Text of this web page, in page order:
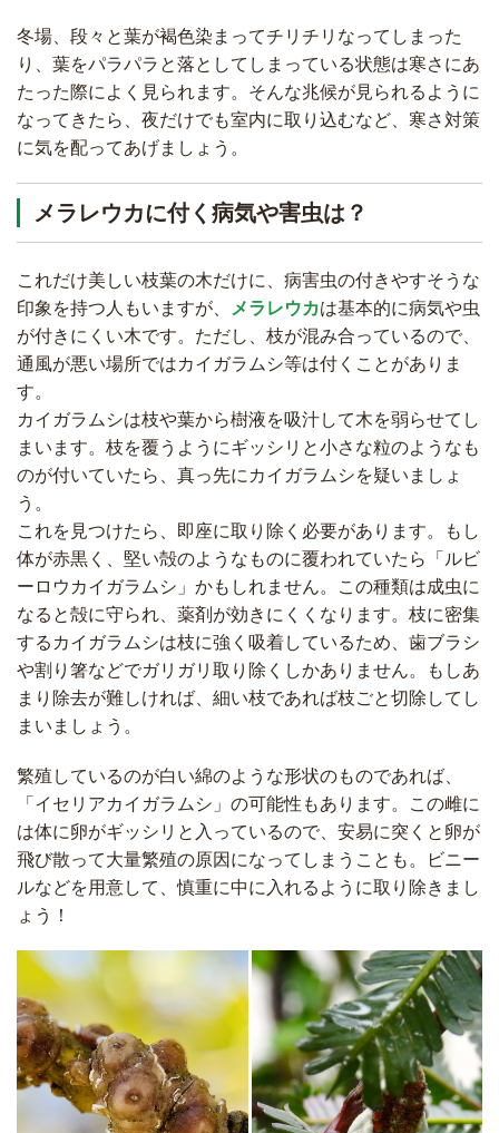
冬場、段々と葉が褐色染まってチリチリなってしまった
り、葉をパラパラと落としてしまっている状態は寒さにあ
たった際によく見られます。そんな兆候が見られるように
なってきたら、夜だけでも室内に取り込むなど、寒さ対策
に気を配ってあげましょう。
メラレウカに付く病気や害虫は？
これだけ美しい枝葉の木だけに、病害虫の付きやすそうな
印象を持つ人もいますが、 メラレウカは基本的に病気や虫
が付きにくい木です。ただし、枝が混み合っているので、
通風が悪い場所ではカイガラムシ等は付くことがありま
す。
カイガラムシは枝や葉から樹液を吸汁して木を弱らせてし
まいます。枝を覆うようにギッシリと小さな粒のようなも
のが付いていたら、真っ先にカイガラムシを疑いましょ
う。
これを見つけたら、即座に取り除く必要があります。もし
体が赤黒く、堅い殻のようなものに覆われていたら「ルビ
ーロウカイガラムシ」かもしれません。この種類は成虫に
なると殻に守られ、薬剤が効きにくくなります。枝に密集
するカイガラムシは枝に強く吸着しているため、歯ブラシ
や割り箸などでガリガリ取り除くしかありません。もしあ
まり除去が難しければ、細い枝であれば枝ごと切除してし
まいましょう。
繁殖しているのが白い綿のような形状のものであれば、
「イセリアカイガラムシ」の可能性もあります。この雌に
は体に卵がギッシリと入っているので、安易に突くと卵が
飛び散って大量繁殖の原因になってしまうことも。ビニー
ルなどを用意して、慎重に中に入れるように取り除きまし
ょう！